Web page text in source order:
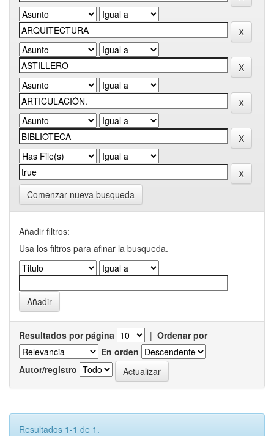
Comenzar nueva busqueda
Añadir filtros:
Usa los filtros para afinar la busqueda.
Resultados por página | Ordenar por
En orden
Autor/registro
Resultados 1-1 de 1.